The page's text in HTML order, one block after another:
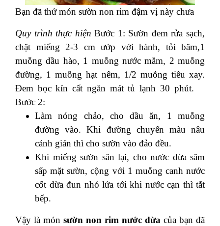
Bạn đã thử món sườn non rim đậm vị này chưa
Quy trình thực hiện Bước 1: Sườn đem rửa sạch,
chặt miếng 2-3 cm ướp với hành, tỏi băm,1
muỗng dầu hào, 1 muỗng nước mắm, 2 muỗng
đường, 1 muỗng hạt nêm, 1/2 muỗng tiêu xay.
Đem bọc kín cất ngăn mát tủ lạnh 30 phút.
Bước 2:
Làm nóng chảo, cho dầu ăn, 1 muỗng
đường vào. Khi đường chuyển màu nâu
cánh gián thì cho sườn vào đảo đều.
Khi miếng sườn săn lại, cho nước dừa sâm
sấp mặt sườn, cộng với 1 muỗng canh nước
cốt dừa đun nhỏ lửa tới khi nước cạn thì tắt
bếp.
Vậy là món sườn non rim nước dừa của bạn đã